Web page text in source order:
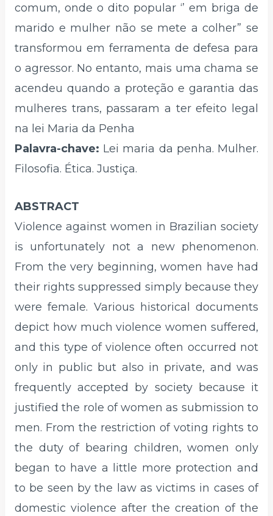
comum, onde o dito popular ‘’ em briga de
marido e mulher não se mete a colher” se
transformou em ferramenta de defesa para
o agressor. No entanto, mais uma chama se
acendeu quando a proteção e garantia das
mulheres trans, passaram a ter efeito legal
na lei Maria da Penha
Palavra-chave: Lei maria da penha. Mulher.
Filosofia. Ética. Justiça.
ABSTRACT
Violence against women in Brazilian society
is unfortunately not a new phenomenon.
From the very beginning, women have had
their rights suppressed simply because they
were female. Various historical documents
depict how much violence women suffered,
and this type of violence often occurred not
only in public but also in private, and was
frequently accepted by society because it
justified the role of women as submission to
men. From the restriction of voting rights to
the duty of bearing children, women only
began to have a little more protection and
to be seen by the law as victims in cases of
domestic violence after the creation of the